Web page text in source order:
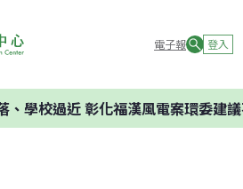
電子報 登入
近 彰化福漢風電案環委建議不應開發